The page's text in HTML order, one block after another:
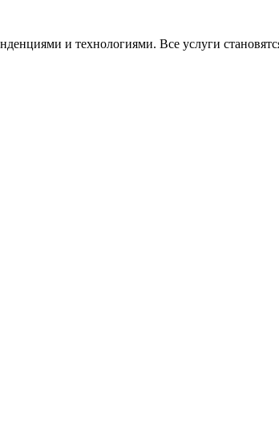
и технологиями. Все услуги